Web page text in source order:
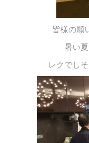
皆様の願
暑い
レクでし